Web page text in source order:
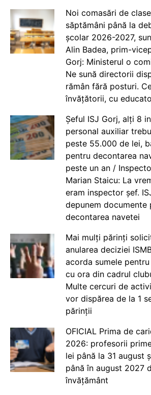
Noi comasări de
săptămâni până la
școlar 2026-2027,
Alin Badea, prim-
Gorj: Ministerul o
Ne sună directorii
rămân fără posturi.
învățătorii, cu
Șeful ISJ Gorj, alți 8
personal auxiliar
peste 55.000 de lei,
pentru decontarea
peste un an /
Marian Staicu: La
eram inspector șef.
depunem documente
decontarea navetei
Mai mulți părinți
anularea deciziei
acorda sumele
cu ora din cadrul
Multe cercuri de
vor dispărea de la 1
părinții
OFICIAL Prima de
2026: profesorii
lei până la 31 august
până în august 2027
învățământ